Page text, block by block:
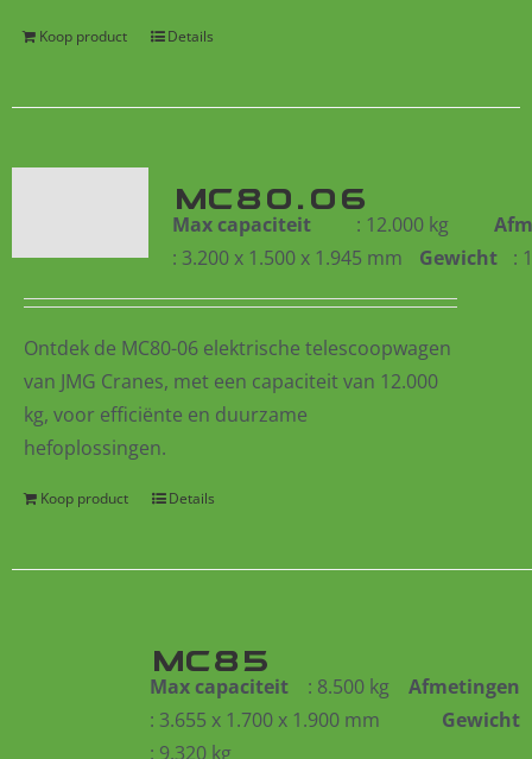
Koop product Details
MC80.06
Max capaciteit : 12.000 kg
: 3.200 x 1.500 x 1.945 mm
Gewicht :
Ontdek de MC80-06 elektrische telescoopwagen
van JMG Cranes, met een capaciteit van 12.000
kg, voor efficiënte en duurzame
hefoplossingen.
Koop product Details
MC85
Max capaciteit : 8.500 kg
Afmetingen
: 3.655 x 1.700 x 1.900 mm
Gewicht
: 9.320 kg